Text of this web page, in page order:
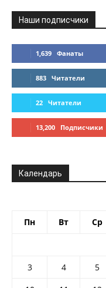
Наши подписчики
1,639 Фанаты
883 Читатели
22 Читатели
13,200 Подписчики
Календарь
Пн Вт Ср
3
4 5